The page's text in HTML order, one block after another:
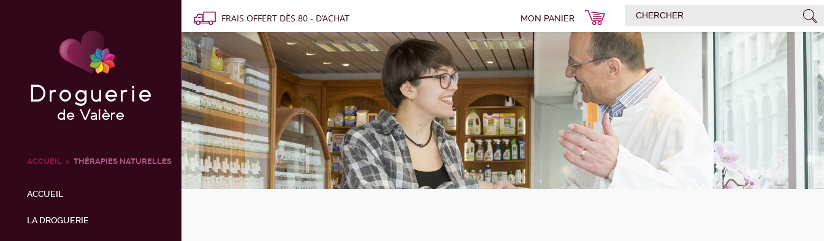
ACCUEIL THÉRAPIES NATURELLES
ACCUEIL
LA DROGUERIE
FRAIS OFFERT DÈS 80.- D’ACHAT MON PANIER